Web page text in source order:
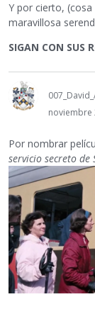
Y por cierto, (cosa
maravillosa
SIGAN CON SUS
noviembre
Por nombrar
servicio secreto de